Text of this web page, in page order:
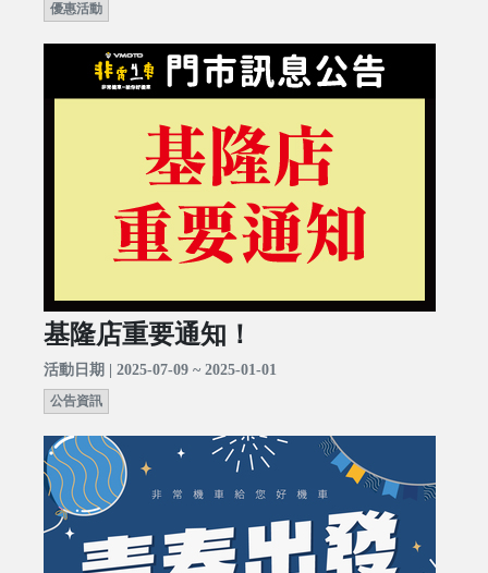
優惠活動
基隆店重要通知！
活動日期 | 2025-07-09 ~ 2025-01-01
公告資訊